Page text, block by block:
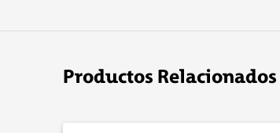
Productos Relacionados